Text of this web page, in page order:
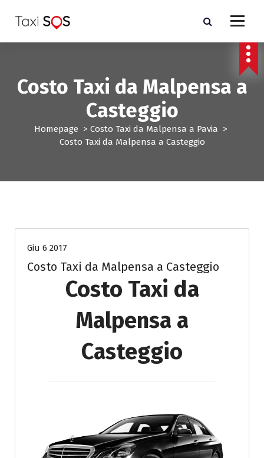
a
Costo Taxi da Malpensa a
Casteggio
Homepage > Costo Taxi da Malpensa a Pavia >
Costo Taxi da Malpensa a Casteggio
Giu 6 2017
Costo Taxi da Malpensa a Casteggio
Costo Taxi da
Malpensa a
Casteggio